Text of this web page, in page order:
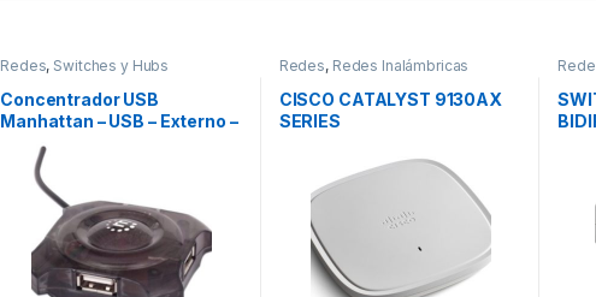
Redes, Switches y Hubs
Concentrador USB
Manhattan – USB – Externo –
Negro – 4 Total USB Port(s) –
PC, Mac ECONOMICO
Redes, Redes Inalámbricas
CISCO CATALYST 9130AX
SERIES